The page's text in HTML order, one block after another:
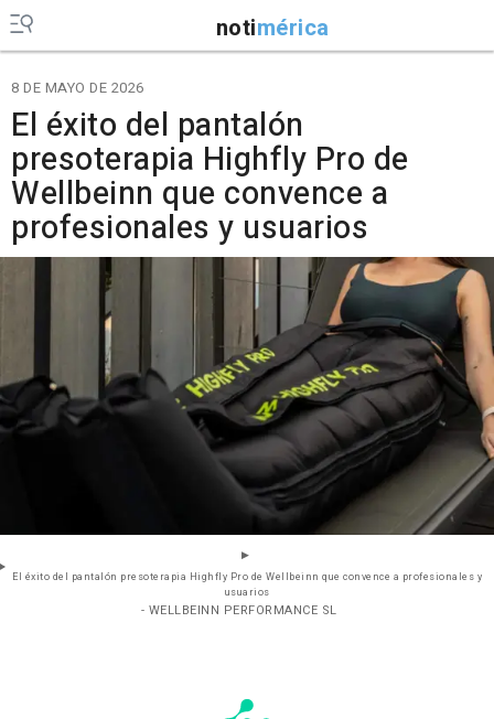
notimérica
8 DE MAYO DE 2026
El éxito del pantalón
presoterapia Highfly Pro de
Wellbeinn que convence a
profesionales y usuarios
El éxito del pantalón presoterapia Highfly Pro de Wellbeinn que convence a profesionales y
usuarios
- WELLBEINN PERFORMANCE SL